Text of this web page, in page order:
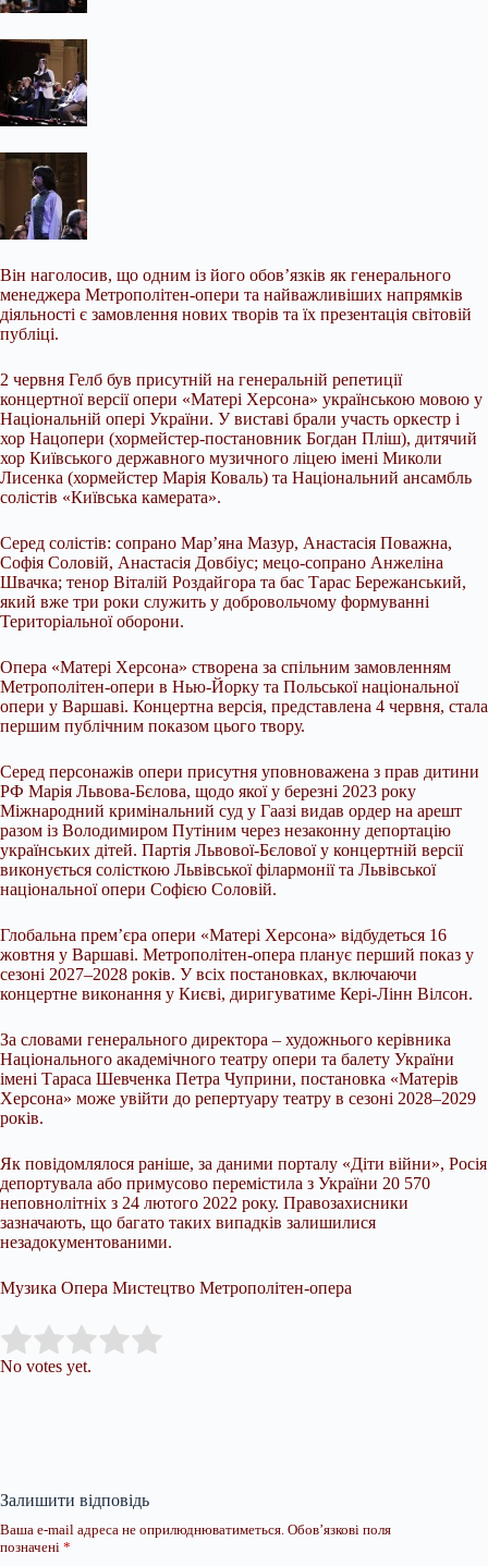
Він наголосив, що одним із його обов’язків як генерального
менеджера Метрополітен-опери та найважливіших напрямків
діяльності є замовлення нових творів та їх презентація світовій
публіці.
2 червня Гелб був присутній на генеральній репетиції
концертної версії опери «Матері Херсона» українською мовою у
Національній опері України. У виставі брали участь оркестр і
хор Нацопери (хормейстер-постановник Богдан Пліш), дитячий
хор Київського державного музичного ліцею імені Миколи
Лисенка (хормейстер Марія Коваль) та Національний ансамбль
солістів «Київська камерата».
Серед солістів: сопрано Мар’яна Мазур, Анастасія Поважна,
Софія Соловій, Анастасія Довбіус; мецо-сопрано Анжеліна
Швачка; тенор Віталій Роздайгора та бас Тарас Бережанський,
який вже три роки служить у добровольчому формуванні
Територіальної оборони.
Опера «Матері Херсона» створена за спільним замовленням
Метрополітен-опери в Нью-Йорку та Польської національної
опери у Варшаві. Концертна версія, представлена 4 червня, стала
першим публічним показом цього твору.
Серед персонажів опери присутня уповноважена з прав дитини
РФ Марія Львова-Бєлова, щодо якої у березні 2023 року
Міжнародний кримінальний суд у Гаазі видав ордер на арешт
разом із Володимиром Путіним через незаконну депортацію
українських дітей. Партія Львової-Бєлової у концертній версії
виконується солісткою Львівської філармонії та Львівської
національної опери Софією Соловій.
Глобальна прем’єра опери «Матері Херсона» відбудеться 16
жовтня у Варшаві. Метрополітен-опера планує перший показ у
сезоні 2027–2028 років. У всіх постановках, включаючи
концертне виконання у Києві, диригуватиме Кері-Лінн Вілсон.
За словами генерального директора – художнього керівника
Національного академічного театру опери та балету України
імені Тараса Шевченка Петра Чуприни, постановка «Матерів
Херсона» може увійти до репертуару театру в сезоні 2028–2029
років.
Як повідомлялося раніше, за даними порталу «Діти війни», Росія
депортувала або примусово перемістила з України 20 570
неповнолітніх з 24 лютого 2022 року. Правозахисники
зазначають, що багато таких випадків залишилися
незадокументованими.
Музика Опера Мистецтво Метрополітен-опера
Rate this item:
No votes yet.
Залишити відповідь
Ваша e-mail адреса не оприлюднюватиметься. Обов’язкові поля
позначені *